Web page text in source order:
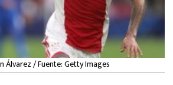
Álvarez / Fuente: Getty Images